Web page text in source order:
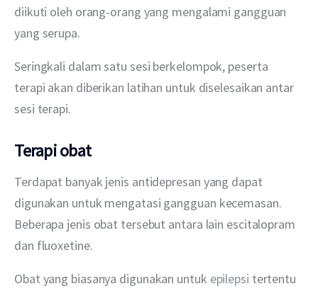
diikuti oleh orang-orang yang mengalami gangguan
yang serupa.
Seringkali dalam satu sesi berkelompok, peserta
terapi akan diberikan latihan untuk diselesaikan antar
sesi terapi.
Terapi obat
Terdapat banyak jenis antidepresan yang dapat
digunakan untuk mengatasi gangguan kecemasan.
Beberapa jenis obat tersebut antara lain escitalopram
dan fluoxetine.
Obat yang biasanya digunakan untuk epilepsi tertentu